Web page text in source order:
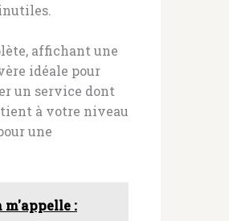
affichant une
idéale pour
un service dont
à votre niveau
une
m'appelle :